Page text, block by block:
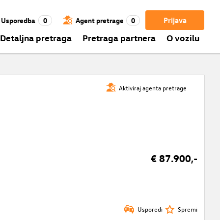
Prijava
Usporedba 0 Agent pretrage 0
Detaljna pretraga Pretraga partnera O vozilu
Aktiviraj agenta pretrage
€ 87.900,-
Usporedi Spremi